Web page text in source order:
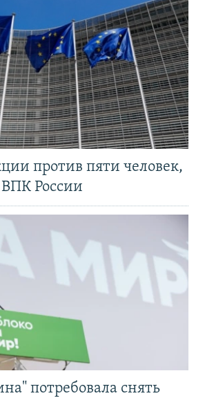
против пяти человек,
России
потребовала снять